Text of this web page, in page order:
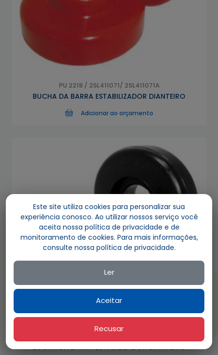
PU 2218 / 2SL411071/ 2SL411071A
BUCHA DA BARRA ESTABILIZADOR DIANTEIRO
Adicionar ao orçamento
BUCHA DA BARRA ESTABILIZADOR DIANTEIRO
Este site utiliza cookies para personalizar sua
experiência conosco. Ao utilizar nossos serviço você
aceita nossa política de privacidade e de
monitoramento de cookies. Para mais informações,
consulte nossa política de privacidade.
Ler
Aceitar
Recusar